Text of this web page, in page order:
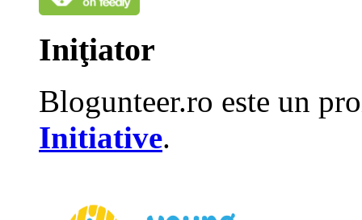
Iniţiator
Blogunteer.ro este un
Initiative.